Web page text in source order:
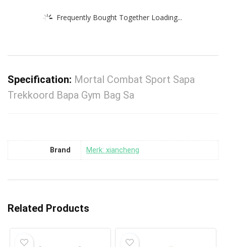
Frequently Bought Together Loading...
Specification: Mortal Combat Sport Sapa
Trekkoord Bapa Gym Bag Sa
Brand Merk: xiancheng
Related Products